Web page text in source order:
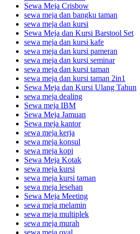
Sewa Meja Crisbow
sewa meja dan bangku taman
sewa meja dan kursi
Sewa Meja dan Kursi Barstool Set
sewa meja dan kursi kafe
sewa meja dan kursi pameran
sewa meja dan kursi seminar
sewa meja dan kursi taman
sewa meja dan kursi taman 2in1
Sewa Meja dan Kursi Ulang Tahun
sewa meja dealing
Sewa meja IBM
Sewa Meja Jamuan
Sewa meja kantor
sewa meja kerja
sewa meja konsul
sewa meja kopi
Sewa Meja Kotak
sewa meja kursi
sewa meja kursi taman
sewa meja lesehan
Sewa Meja Meeting
sewa meja melamin
sewa meja multiplek
sewa meja murah